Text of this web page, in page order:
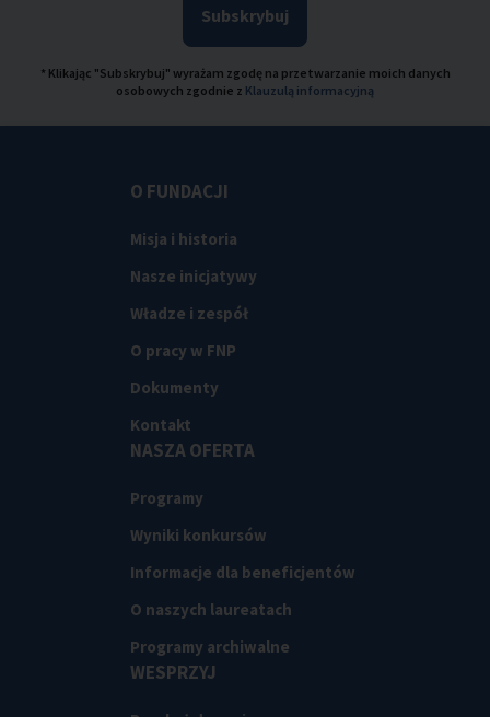
Subskrybuj
* Klikając "Subskrybuj" wyrażam zgodę na przetwarzanie moich danych
osobowych zgodnie z Klauzulą informacyjną
O FUNDACJI
Misja i historia
Nasze inicjatywy
Władze i zespół
O pracy w FNP
Dokumenty
Kontakt
NASZA OFERTA
Programy
Wyniki konkursów
Informacje dla beneficjentów
O naszych laureatach
Programy archiwalne
WESPRZYJ